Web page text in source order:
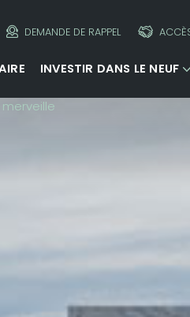
DEMANDE DE RAPPEL
INVESTIR DANS LE NEUF
merveille